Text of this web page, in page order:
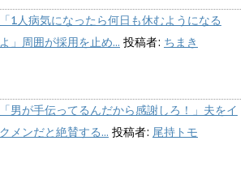
「1人病気になったら何日も休むようになる
よ」周囲が採用を止め... 投稿者: ちまき
「男が手伝ってるんだから感謝しろ！」夫をイ
クメンだと絶賛する... 投稿者: 尾持トモ